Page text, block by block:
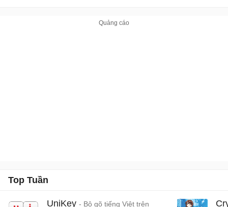
Top Tuần
UniKey - Bộ gõ tiếng Việt trên